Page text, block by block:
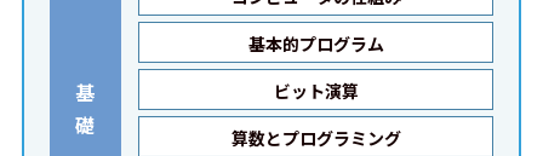
基
礎
基本的プログラム
ビット演算
算数とプログラミング